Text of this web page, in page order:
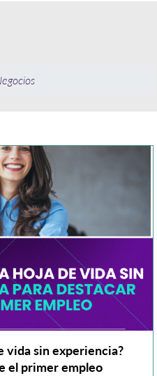
vida sin experiencia?
el primer empleo